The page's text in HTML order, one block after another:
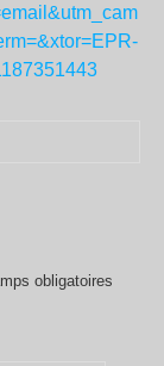
obligatoires